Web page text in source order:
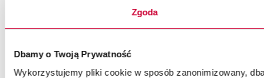
Zgoda
Dbamy o Twoją Prywatność
Wykorzystujemy pliki cookie w sposób zanonimizowany,